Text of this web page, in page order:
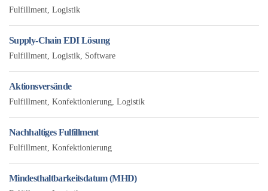
Fulfillment, Logistik
Supply-Chain EDI Lösung
Fulfillment, Logistik, Software
Aktionsversände
Fulfillment, Konfektionierung, Logistik
Nachhaltiges Fulfillment
Fulfillment, Konfektionierung
Mindesthaltbarkeitsdatum (MHD)